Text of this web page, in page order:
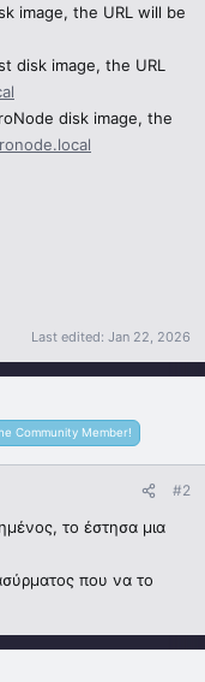
image, the URL will be
disk image, the URL
disk image, the
Last edited: Jan 22, 2026
Community Member!
#2
το έστησα μια
που να το